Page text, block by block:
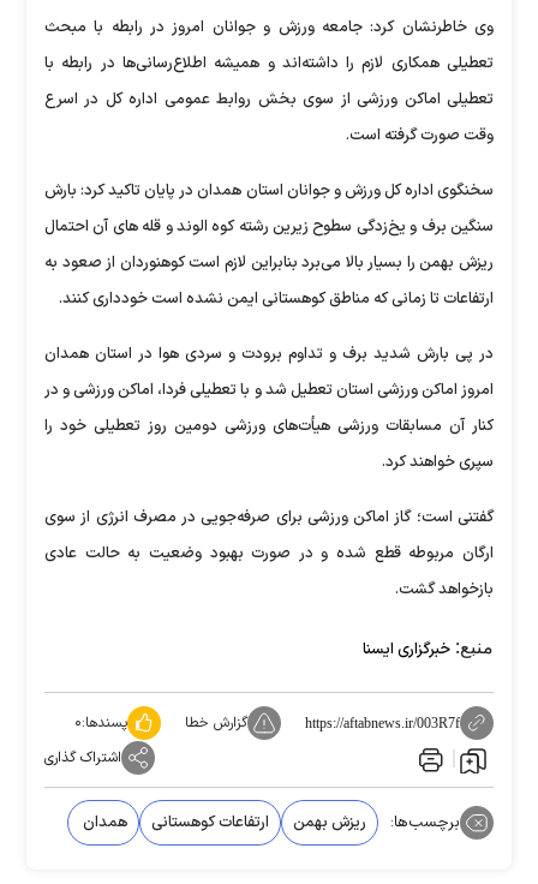
وی خاطرنشان کرد: جامعه ورزش و جوانان امروز در رابطه با مبحث
تعطیلی همکاری لازم را داشته‌اند و همیشه اطلاع‌رسانی‌ها در رابطه با
تعطیلی اماکن ورزشی از سوی بخش روابط عمومی اداره کل در اسرع
وقت صورت گرفته است.
سخنگوی اداره کل ورزش و جوانان استان همدان در پایان تاکید کرد: بارش
سنگین برف و یخ‌زدگی سطوح زیرین رشته کوه الوند و قله های آن احتمال
ریزش بهمن را بسیار بالا می‌برد بنابراین لازم است کوهنوردان از صعود به
ارتفاعات تا زمانی که مناطق کوهستانی ایمن نشده است خودداری کنند.
در پی بارش شدید برف و تداوم برودت و سردی هوا در استان همدان
امروز اماکن ورزشی استان تعطیل شد و با تعطیلی فردا، اماکن ورزشی و در
کنار آن مسابقات ورزشی هیأت‌های ورزشی دومین روز تعطیلی خود را
سپری خواهند کرد.
گفتنی است؛ گاز اماکن ورزشی برای صرفه‌جویی در مصرف انرژی از سوی
ارگان مربوطه قطع شده و در صورت بهبود وضعیت به حالت عادی
بازخواهد گشت.
منبع: خبرگزاری ایسنا
https://aftabnews.ir/003R7f گزارش خطا پسندها:۰
اشتراک گذاری
برچسب‌ها: ریزش بهمن ارتفاعات کوهستانی همدان